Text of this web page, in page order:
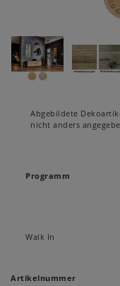
Abgebildete
nicht anders
Programm
Walk In
Artikelnummer